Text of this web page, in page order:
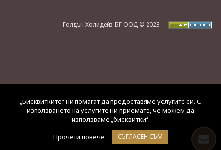
Голдън Холидейз-БГ ООД © 2023
„Бисквитките“ ни помагат да предоставяме услугите си. С
използването на услугите ни приемате, че можем да
използваме „бисквитки“.
Прочети повече
СЪГЛАСЕН СЪМ